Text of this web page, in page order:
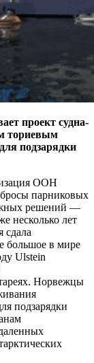
проект судна-
ториевым
подзарядки
ООН
парниковых
решений —
несколько лет
сдала
большое в мире
Ulstein
Норвежцы
подзарядки